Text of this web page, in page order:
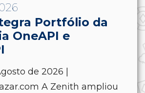
Portfólio da
OneAPI e
de 2026 |
A Zenith ampliou